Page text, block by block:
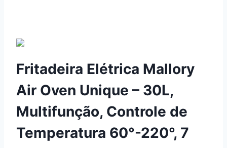
Fritadeira Elétrica Mallory
Air Oven Unique – 30L,
Multifunção, Controle de
Temperatura 60°-220°, 7